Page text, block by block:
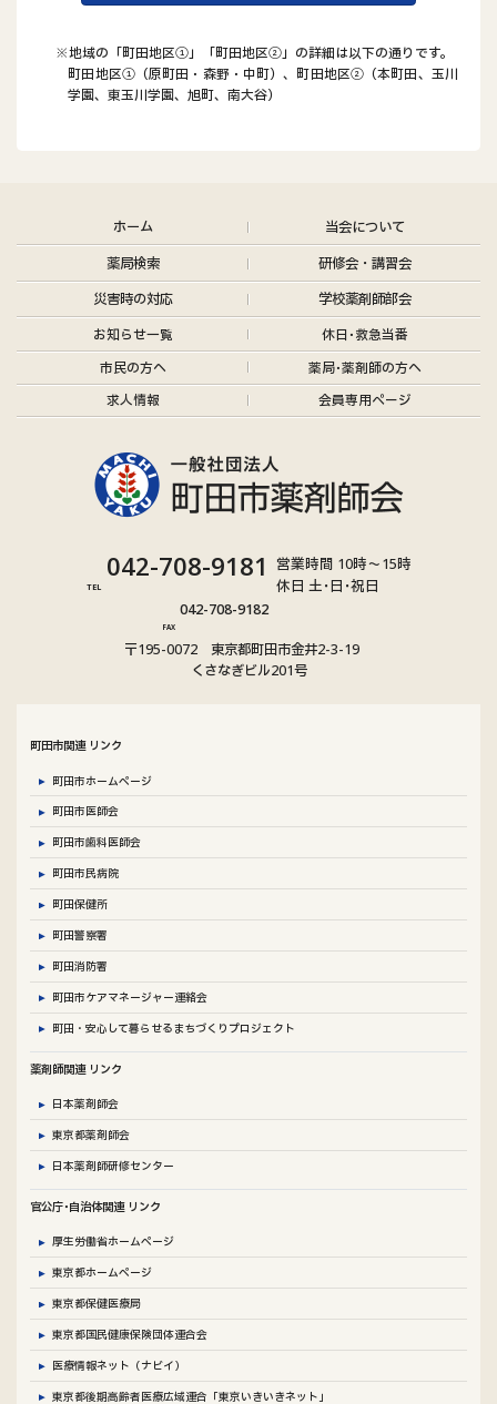
※地域の「町田地区①」「町田地区②」の詳細は以下の通りです。
町田地区①（原町田・森野・中町）、町田地区②（本町田、玉川
学園、東玉川学園、旭町、南大谷）
ホーム
当会について
薬局検索
研修会・講習会
災害時の対応
学校薬剤師部会
お知らせ一覧
休日･救急当番
市民の方へ
薬局･薬剤師の方へ
求人情報
会員専用ページ
TEL
042-708-9181
ル
FAX
042-708-9182
ル
ー
営業時間 10時～15時
休日 土･日･祝日
〒195-0072 東京都町田市金井2-3-19
くさなぎビル201号
町田市関連 リンク
町田市ホームページ
町田市医師会
町田市歯科医師会
町田市民病院
町田保健所
町田警察署
町田消防署
町田市ケアマネージャー連絡会
町田・安心して暮らせるまちづくりプロジェクト
薬剤師関連 リンク
日本薬剤師会
東京都薬剤師会
日本薬剤師研修センター
官公庁･自治体関連 リンク
厚生労働省ホームページ
東京都ホームページ
東京都保健医療局
東京都国民健康保険団体連合会
医療情報ネット（ナビイ）
東京都後期高齢者医療広域連合「東京いきいきネット」